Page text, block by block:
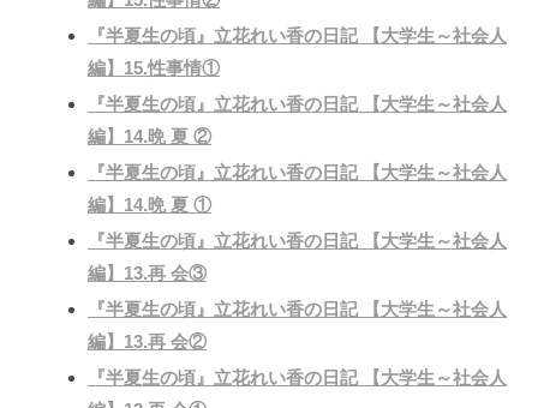
『半夏生の頃』立花れい香の日記 【大学生～社会人
編】15.性事情①
『半夏生の頃』立花れい香の日記 【大学生～社会人
編】14.晩 夏 ②
『半夏生の頃』立花れい香の日記 【大学生～社会人
編】14.晩 夏 ①
『半夏生の頃』立花れい香の日記 【大学生～社会人
編】13.再 会③
『半夏生の頃』立花れい香の日記 【大学生～社会人
編】13.再 会②
『半夏生の頃』立花れい香の日記 【大学生～社会人